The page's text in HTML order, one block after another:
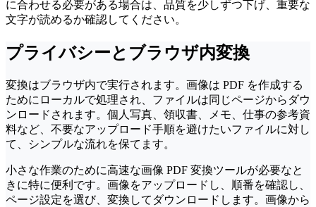
に合わせる必要がある場合は、品質を少しずつ下げ、重要な
文字が読めるか確認してください。
プライバシーとブラウザ内変換
変換はブラウザ内で実行されます。画像は PDF を作成する
ためにローカルで処理され、ファイルは同じページからダウ
ンロードされます。個人写真、領収書、メモ、仕事の参考資
料など、不要なアップロード手順を避けたいファイルに対し
て、シンプルな流れを保てます。
小さな作業のために高速な画像 PDF 変換ツールが必要なと
きに特に便利です。画像をアップロードし、順番を確認し、
ページ設定を選び、変換してダウンロードします。画像から